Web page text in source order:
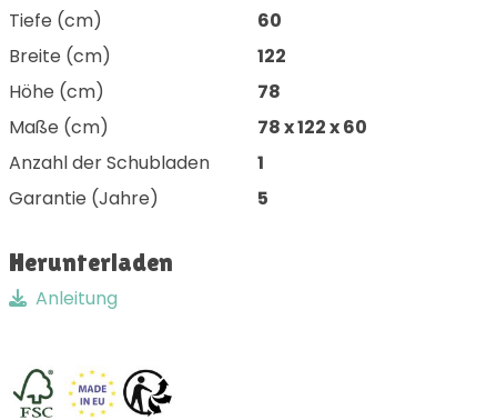
Tiefe (cm)
60
Breite (cm)
122
Höhe (cm)
78
Maße (cm)
78 x 122 x 60
Anzahl der Schubladen
1
Garantie (Jahre)
5
Herunterladen
Anleitung